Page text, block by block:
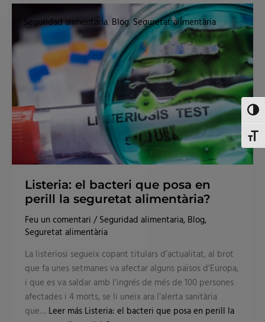
Seguridad alimentaria, Blog, Seguretat alimentària
Listeria: el bacteri que posa en
perill la seguretat alimentària?
Feu un comentari / Seguridad alimentaria, Blog,
Seguretat alimentària
La listeriosi segueix copant titulars d’actualitat, al brot
que fa unes setmanes va afectar alguns països d’Europa,
i que es va saldar amb l’ingrés de més de 100 persones
afectades i 4 morts, se li uneix ara l’alerta sanitària
que… Leer másListeria: el bacteri que posa en perill la
Listeria:
el
bacteri
que
posa
en
perill
la
seguretat
alimentària?